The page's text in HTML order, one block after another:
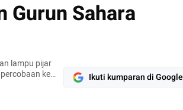
Gurun Sahara
lampu pijar
ke
punya
Ikuti kumparan di Google